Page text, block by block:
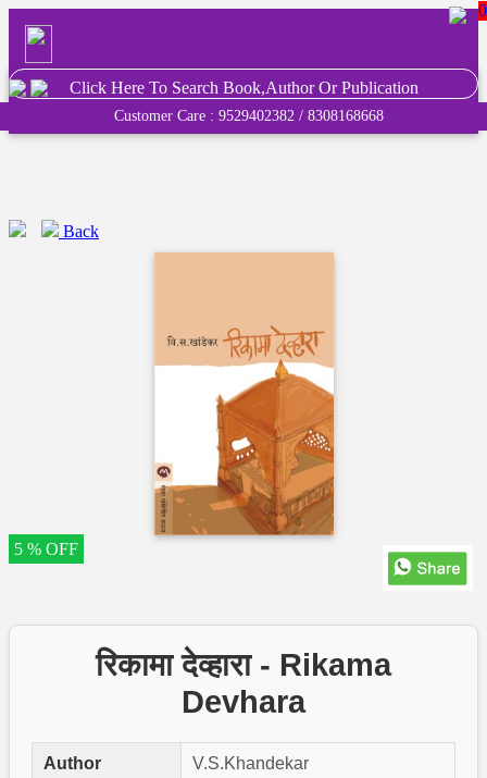
0
Click Here To Search Book,Author Or Publication
Customer Care : 9529402382 / 8308168668
Back
5 % OFF
रिकामा देव्हारा - Rikama
Devhara
Author V.S.Khandekar